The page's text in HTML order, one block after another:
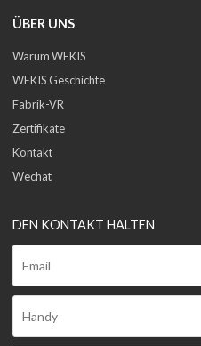
ÜBER UNS
Warum WEKIS
WEKIS Geschichte
Fabrik-VR
Zertifikate
Kontakt
Wechat
DEN KONTAKT HALTEN